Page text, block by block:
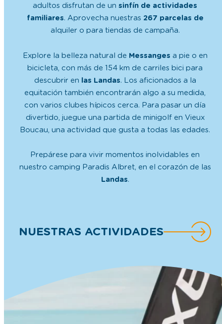
adultos disfrutan de un sinfín de actividades
familiares. Aprovecha nuestras 267 parcelas de
alquiler o para tiendas de campaña.
Explore la belleza natural de Messanges a pie o en
bicicleta, con más de 154 km de carriles bici para
descubrir en las Landas. Los aficionados a la
equitación también encontrarán algo a su medida,
con varios clubes hípicos cerca. Para pasar un día
divertido, juegue una partida de minigolf en Vieux
Boucau, una actividad que gusta a todas las edades.
Prepárese para vivir momentos inolvidables en
nuestro camping Paradis Albret, en el corazón de las
Landas.
NUESTRAS ACTIVIDADES